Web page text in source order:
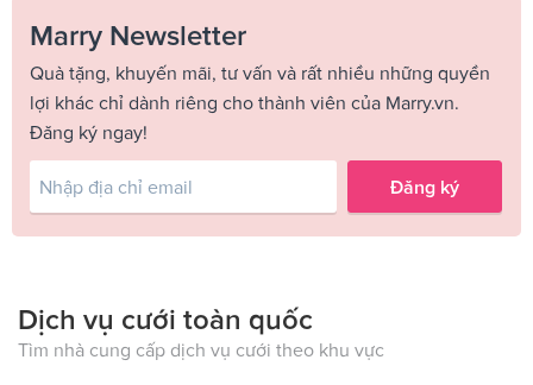
Marry Newsletter
Quà tặng, khuyến mãi, tư vấn và rất nhiều những quyền
lợi khác chỉ dành riêng cho thành viên của Marry.vn.
Đăng ký ngay!
Đăng ký
Dịch vụ cưới toàn quốc
Tìm nhà cung cấp dịch vụ cưới theo khu vực